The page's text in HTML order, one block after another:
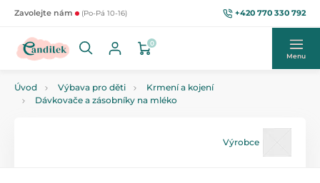
Zavolejte nám (Po-Pá 10-16) +420 770 330 792
0
Menu
Úvod Výbava pro děti
Krmení a kojení
Dávkovače a zásobníky na mléko
Výrobce